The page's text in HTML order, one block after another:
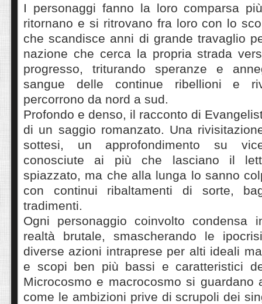
I personaggi fanno la loro comparsa
ritornano e si ritrovano fra loro con lo
che scandisce anni di grande travaglio
nazione che cerca la propria strada
progresso, triturando speranze e
sangue delle continue ribellioni e
percorrono da nord a sud.
Profondo e denso, il racconto di
di un saggio romanzato. Una
sottesi, un approfondimento su
conosciute ai più che lasciano il
spiazzato, ma che alla lunga lo sanno
con continui ribaltamenti di sorte,
tradimenti.
Ogni personaggio coinvolto condensa
realtà brutale, smascherando le
diverse azioni intraprese per alti ideali
e scopi ben più bassi e caratteristici
Microcosmo e macrocosmo si guardano
come le ambizioni prive di scrupoli dei